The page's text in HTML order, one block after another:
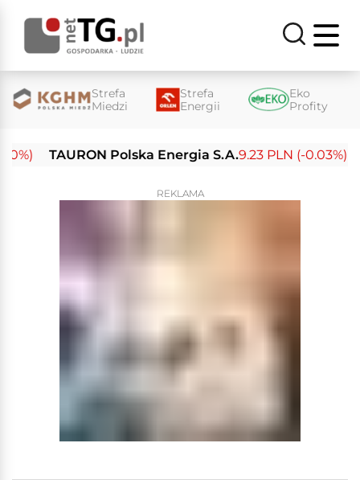
Strefa
Miedzi
Strefa
Energii
Eko
Profity
TAURON Polska Energia S.A.9.23 PLN (-0.03%)
REKLAMA